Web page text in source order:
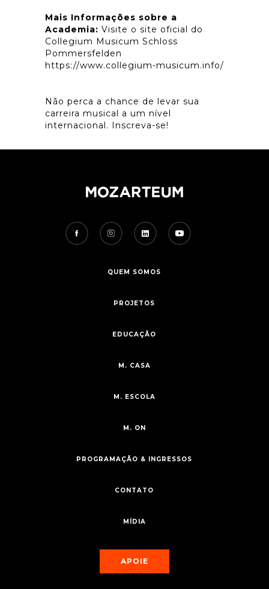
Mais Informações sobre a
Academia: Visite o site oficial do
Collegium Musicum Schloss
Pommersfelden
https://www.collegium-musicum.info/
Não perca a chance de levar sua
carreira musical a um nível
internacional. Inscreva-se!
QUEM SOMOS
PROJETOS
EDUCAÇÃO
M. CASA
M. ESCOLA
M. ON
PROGRAMAÇÃO & INGRESSOS
CONTATO
MÍDIA
APOIE